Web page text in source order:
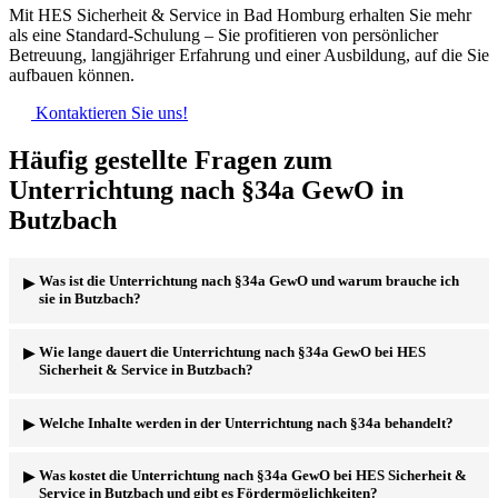
Mit HES Sicherheit & Service in Bad Homburg erhalten Sie mehr
als eine Standard-Schulung – Sie profitieren von persönlicher
Betreuung, langjähriger Erfahrung und einer Ausbildung, auf die Sie
aufbauen können.
Kontaktieren Sie uns!
Häufig gestellte Fragen zum
Unterrichtung nach §34a GewO in
Butzbach
Was ist die Unterrichtung nach §34a GewO und warum brauche ich
sie in Butzbach?
Die Unterrichtung nach §34a Gewerbeordnung (GewO) ist eine
bundesweit vorgeschriebene Qualifikation für Sicherheitsmitarbeiter.
Veranstaltungsschutz oder als Doorman. Sie beweist, dass Sie über
Kenntnisse verfügen, die für diese Tätigkeiten notwendig sind. HES
Sicherheit & Service bietet regelmäßig Unterrichtungen in Butzbach
Wie lange dauert die Unterrichtung nach §34a GewO bei HES
Sicherheit & Service in Butzbach?
Die Unterrichtung dauert in der Regel 40 Unterrichtsstunden, die
Berufstätigen die Teilnahme zu ermöglichen. Die genauen Termine
Welche Inhalte werden in der Unterrichtung nach §34a behandelt?
Die Unterrichtung umfasst ein breites Spektrum an relevanten
Themen, wie zum Beispiel: Rechtliche Grundlagen (BGB, StGB,
Was kostet die Unterrichtung nach §34a GewO bei HES Sicherheit &
Service in Butzbach und gibt es Fördermöglichkeiten?